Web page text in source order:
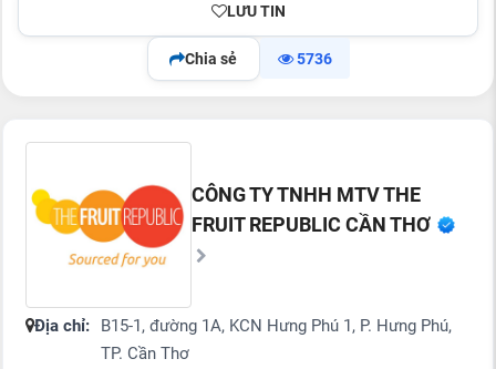
LƯU TIN
Chia sẻ 5736
CÔNG TY TNHH MTV THE
FRUIT REPUBLIC CẦN THƠ
Địa chỉ:
B15-1, đường 1A, KCN Hưng Phú 1, P. Hưng Phú,
TP. Cần Thơ